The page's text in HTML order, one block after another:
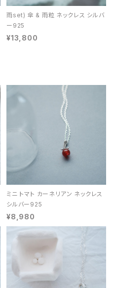
雨set) 傘 & 雨粒 ネックレス シルバ
ー925
¥13,800
ミニ トマト カーネリアン ネックレス
シルバー925
¥8,980